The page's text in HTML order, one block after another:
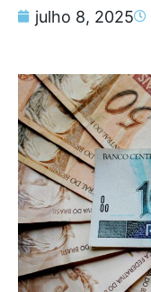
julho 8, 2025